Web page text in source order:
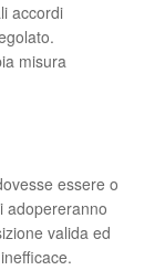
accordi
misura
essere o
adopereranno
valida ed